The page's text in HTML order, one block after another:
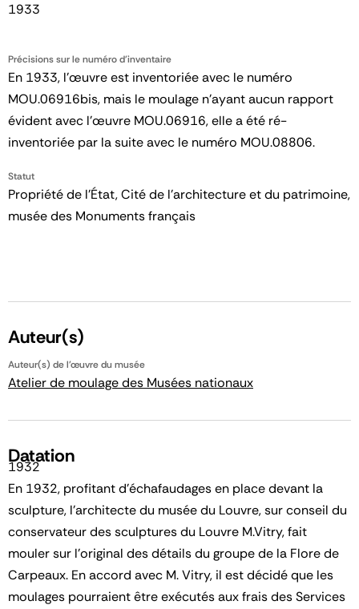
1933
Précisions sur le numéro d'inventaire
En 1933, l'œuvre est inventoriée avec le numéro
MOU.06916bis, mais le moulage n'ayant aucun rapport
évident avec l'œuvre MOU.06916, elle a été ré-
inventoriée par la suite avec le numéro MOU.08806.
Statut
Propriété de l’État, Cité de l’architecture et du patrimoine,
musée des Monuments français
Auteur(s)
Auteur(s) de l'œuvre du musée
Atelier de moulage des Musées nationaux
Datation
1932
En 1932, profitant d'échafaudages en place devant la
sculpture, l'architecte du musée du Louvre, sur conseil du
conservateur des sculptures du Louvre M.Vitry, fait
mouler sur l'original des détails du groupe de la Flore de
Carpeaux. En accord avec M. Vitry, il est décidé que les
moulages pourraient être exécutés aux frais des Services